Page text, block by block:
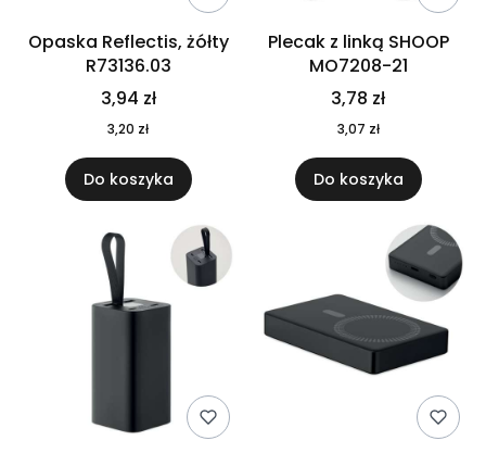
Opaska Reflectis, żółty
R73136.03
3,94 zł
3,20 zł
Do koszyka
Plecak z linką SHOOP
MO7208-21
3,78 zł
3,07 zł
Do koszyka